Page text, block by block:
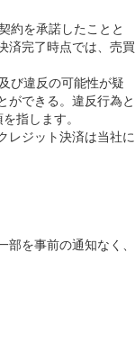
約を承諾したことと
済完了時点では、売買
び違反の可能性が疑
ができる。違反行為と
指します。
レジット決済は当社に
を事前の通知なく、